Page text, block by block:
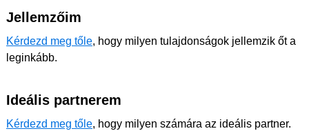
Jellemzőim
Kérdezd meg tőle, hogy milyen tulajdonságok jellemzik őt a
leginkább.
Ideális partnerem
Kérdezd meg tőle, hogy milyen számára az ideális partner.